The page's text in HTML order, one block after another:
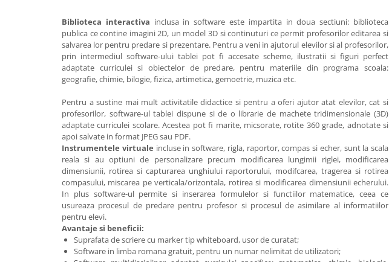
Arte si Tehnologii
Educatie civica
Harti geografice
Harti pentru copii
Puzzle geografic
Materiale Didactice Gimnaziu si
Educatie Civica
Biblioteca interactiva inclusa in software este impartita in doua sectiuni: biblioteca
publica ce contine imagini 2D, un model 3D si continuturi ce permit profesorilor editarea si
salvarea lor pentru predare si prezentare. Pentru a veni in ajutorul elevilor si al profesorilor,
prin intermediul software-ului tablei pot fi accesate scheme, ilustratii si figuri perfect
adaptate curriculei si obiectelor de predare, pentru materiile din programa scoala:
geografie, chimie, bilogie, fizica, artimetica, gemoetrie, muzica etc.
Pentru a sustine mai mult activitatile didactice si pentru a oferi ajutor atat elevilor, cat si
profesorilor, software-ul tablei dispune si de o librarie de machete tridimensionale (3D)
adaptate curriculei scolare. Acestea pot fi marite, micsorate, rotite 360 grade, adnotate si
apoi salvate in format JPEG sau PDF.
Instrumentele virtuale incluse in software, rigla, raportor, compas si echer, sunt la scala
reala si au optiuni de personalizare precum modificarea lungimii riglei, modificarea
dimensiunii, rotirea si capturarea unghiului raportorului, modifcarea, tragerea si rotirea
compasului, miscarea pe verticala/orizontala, rotirea si modificarea dimensiunii echerului.
In plus software-ul permite si inserarea formulelor si functiilor matematice, ceea ce
usureaza procesul de predare pentru profesor si procesul de asimilare al informatiilor
pentru elevi.
Avantaje si beneficii:
Suprafata de scriere cu marker tip whiteboard, usor de curatat;
Software in limba romana gratuit, pentru un numar nelimitat de utilizatori;